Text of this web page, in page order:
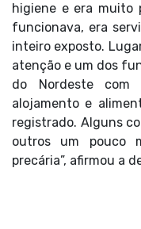
higiene e era muito
funcionava, era
inteiro exposto.
atenção e um dos
do Nordeste com
alojamento e
registrado. Alguns
outros um pouco
precária”, afirmou a